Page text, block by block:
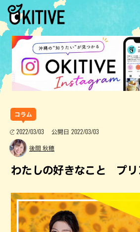
コラム
2022/03/03 公開日 2022/03/03
後間 秋穂
わたしの好きなこと プリ